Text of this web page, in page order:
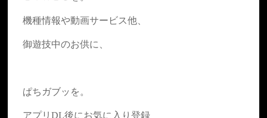
機種情報や動画サービス他、
御遊技中のお供に、
ぱちガブッを。
アプリDL後にお気に入り登録